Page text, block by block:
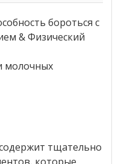
бороться с
& Физический
молочных
тщательно